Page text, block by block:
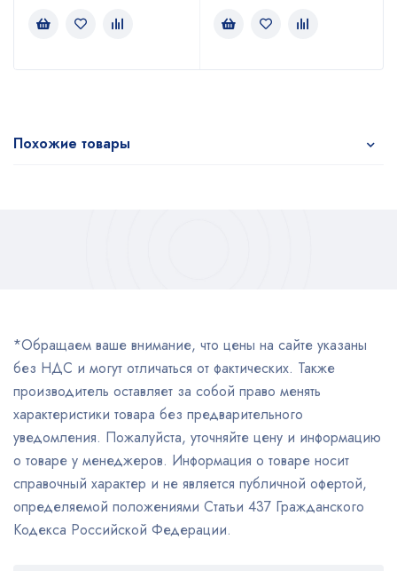
Похожие товары
*Обращаем ваше внимание, что цены на сайте указаны
без НДС и могут отличаться от фактических. Также
производитель оставляет за собой право менять
характеристики товара без предварительного
уведомления. Пожалуйста, уточняйте цену и информацию
о товаре у менеджеров. Информация о товаре носит
справочный характер и не является публичной офертой,
определяемой положениями Статьи 437 Гражданского
Кодекса Российской Федерации.